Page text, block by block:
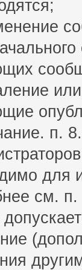
или
п.
для
см. п.